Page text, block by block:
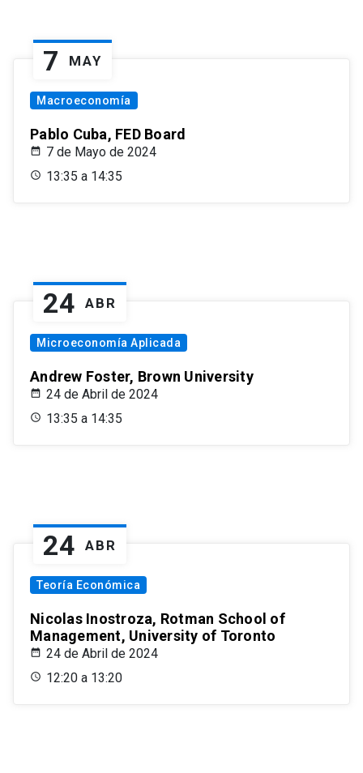
7 MAY
Macroeconomía
Pablo Cuba, FED Board
7 de Mayo de 2024
13:35 a 14:35
24 ABR
Microeconomía Aplicada
Andrew Foster, Brown University
24 de Abril de 2024
13:35 a 14:35
24 ABR
Teoría Económica
Nicolas Inostroza, Rotman School of
Management, University of Toronto
24 de Abril de 2024
12:20 a 13:20